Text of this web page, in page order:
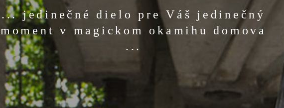
... jedinečné dielo pre Váš jedinečný
moment v magickom okamihu domova
...